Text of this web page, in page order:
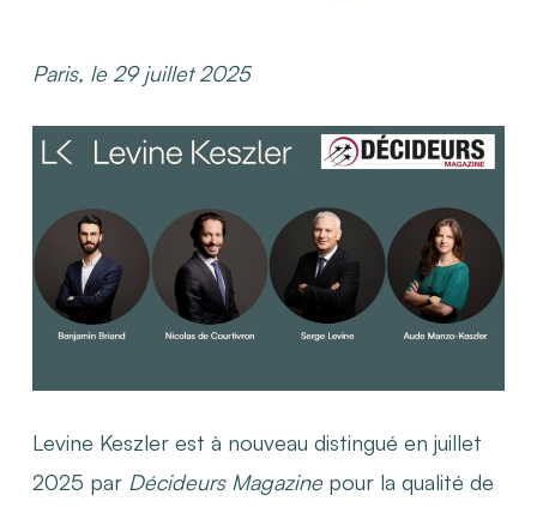
Paris, le 29 juillet 2025
Levine Keszler est à nouveau distingué en juillet
2025 par Décideurs Magazinepour la qualité de